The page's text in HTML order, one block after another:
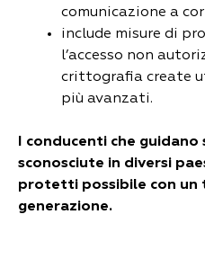
comunicazione a
include misure di
l’accesso non
crittografia create
più avanzati.
I conducenti che guidano
sconosciute in diversi
protetti possibile con un
generazione.